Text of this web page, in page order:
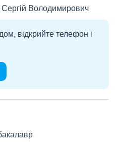
Володимирович
відкрийте телефон і